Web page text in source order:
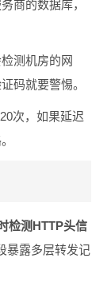
商的数据库，
测机房的网
码就要警惕。
次，如果延迟
检测HTTP头信
暴露多层转发记